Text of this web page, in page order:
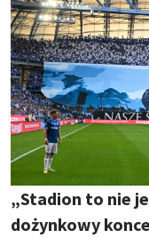
„Stadion to nie
dożynkowy